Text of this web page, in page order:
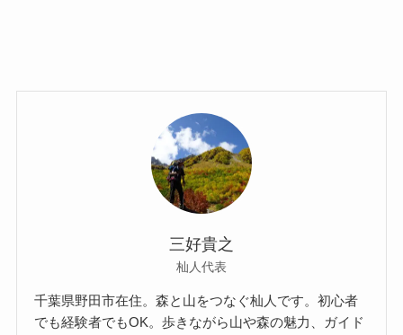
三好貴之
杣人代表
千葉県野田市在住。森と山をつなぐ杣人です。初心者
でも経験者でもOK。歩きながら山や森の魅力、ガイド